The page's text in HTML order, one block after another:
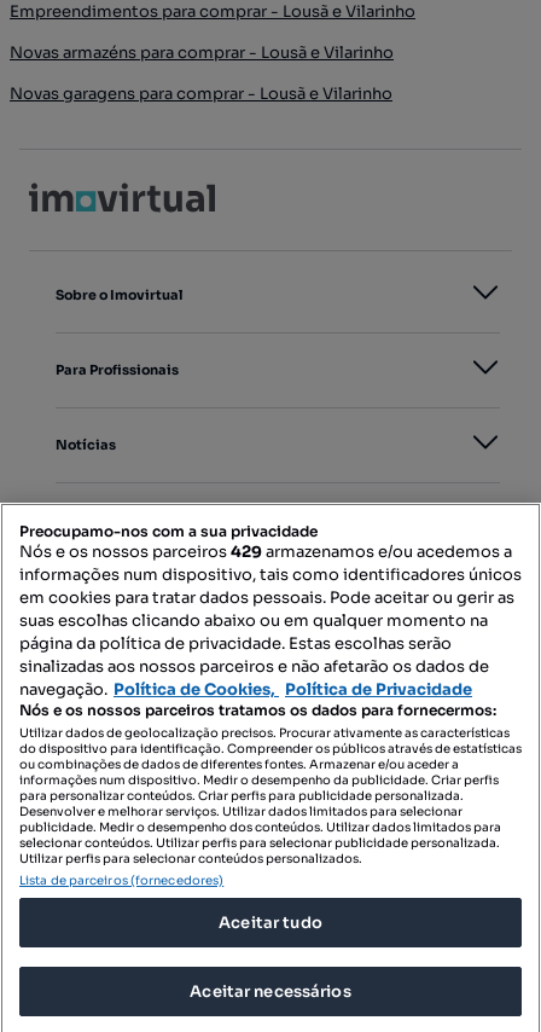
Empreendimentos para comprar - Lousã e Vilarinho
Novas armazéns para comprar - Lousã e Vilarinho
Novas garagens para comprar - Lousã e Vilarinho
Sobre o Imovirtual
Para Profissionais
Notícias
Mapa do Site
Contacte-nos
SIGA-NOS:
DESCARREGAR NA:
© 2026 Imovirtual.com, OLX Portugal, S.A.
Preocupamo-nos com a sua privacidade
Nós e os nossos parceiros429armazenamos e/ou acedemos a
informações num dispositivo, tais como identificadores únicos
em cookies para tratar dados pessoais. Pode aceitar ou gerir as
suas escolhas clicando abaixo ou em qualquer momento na
página da política de privacidade. Estas escolhas serão
sinalizadas aos nossos parceiros e não afetarão os dados de
navegação. Política de Cookies, Política de Privacidade
Nós e os nossos parceiros tratamos os dados para fornecermos:
Utilizar dados de geolocalização precisos. Procurar ativamente as características
do dispositivo para identificação. Compreender os públicos através de estatísticas
ou combinações de dados de diferentes fontes. Armazenar e/ou aceder a
informações num dispositivo. Medir o desempenho da publicidade. Criar perfis
para personalizar conteúdos. Criar perfis para publicidade personalizada.
Desenvolver e melhorar serviços. Utilizar dados limitados para selecionar
publicidade. Medir o desempenho dos conteúdos. Utilizar dados limitados para
selecionar conteúdos. Utilizar perfis para selecionar publicidade personalizada.
Utilizar perfis para selecionar conteúdos personalizados.
Lista de parceiros (fornecedores)
Aceitar tudo
Aceitar necessários